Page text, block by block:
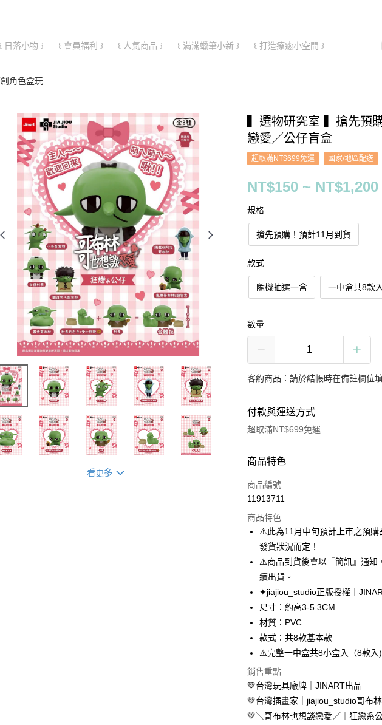
꒰ 日落小物 ꒱ ꒰ 會員福利 ꒱ ꒰ 人氣商品 ꒱ ꒰ 滿滿蠟筆小新 ꒱ ꒰ 打造療癒小空間 ꒱
角色盒玩
看更多
▍選物研究室 ▍搶先預
戀愛／公仔盲盒
超取滿NT$699免運 國家/地區配送
NT$150 ~ NT$1,200
規格
搶先預購！預計11月到貨
款式
隨機抽選一盒 一中盒共8款入
數量
客約商品：請於結帳時在備註欄位
付款與運送方式
超取滿NT$699免運
付款方式
信用卡一次付款
LINE Pay
Apple Pay
街口支付
悠遊付
AFTEE先享後付
相關說明
【關於「AFTEE先享後付」】
AFTEE先享後付是「在收到商品之後才
便利好安心！
１．簡單：不需註冊會員、不需綁卡、不
２．便利：只要手機號碼，簡訊認證，即
３．安心：先確認商品／服務後，再付
【「AFTEE先享後付」結帳流程】
ATM付款
運送方式
全家取貨付款
商品特色
商品編號
11913711
商品特色
⚠️此為11月中旬預計上市之預購
發貨狀況而定！
⚠️商品到貨後會以『簡訊』通知
續出貨。
✦jiajiou_studio正版授權｜
尺寸：約高3-5.3CM
材質：PVC
款式：共8款基本款
⚠️完整一中盒共8小盒入（8款入)
銷售重點
💚台灣玩具廠牌｜JINART出品
💚台灣插畫家｜jiajiou_studio哥布
💚＼哥布林也想談戀愛／｜狂戀系